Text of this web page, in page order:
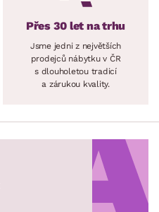
Přes 30 let na trhu
Jsme jedni z největších
prodejců nábytku v ČR
s dlouholetou tradicí
a zárukou kvality.